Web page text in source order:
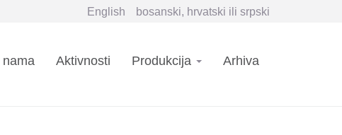
English bosanski, hrvatski ili srpski
nama Aktivnosti Produkcija Arhiva